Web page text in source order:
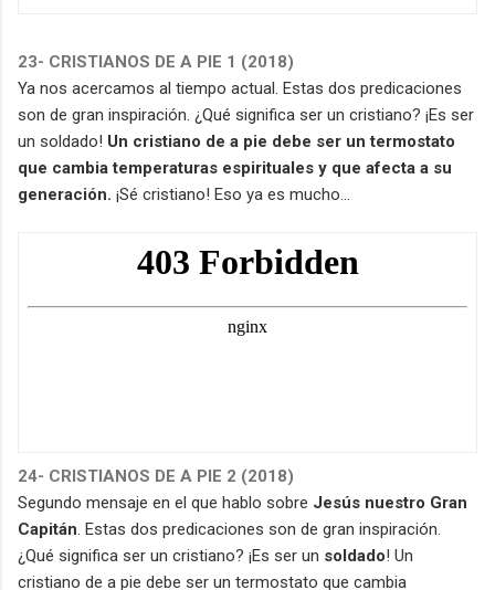
23- CRISTIANOS DE A PIE 1 (2018)
Ya nos acercamos al tiempo actual. Estas dos predicaciones
son de gran inspiración. ¿Qué significa ser un cristiano? ¡Es ser
un soldado! Un cristiano de a pie debe ser un termostato
que cambia temperaturas espirituales y que afecta a su
generación. ¡Sé cristiano! Eso ya es mucho...
24- CRISTIANOS DE A PIE 2 (2018)
Segundo mensaje en el que hablo sobre Jesús nuestro Gran
Capitán . Estas dos predicaciones son de gran inspiración.
¿Qué significa ser un cristiano? ¡Es ser un soldado! Un
cristiano de a pie debe ser un termostato que cambia